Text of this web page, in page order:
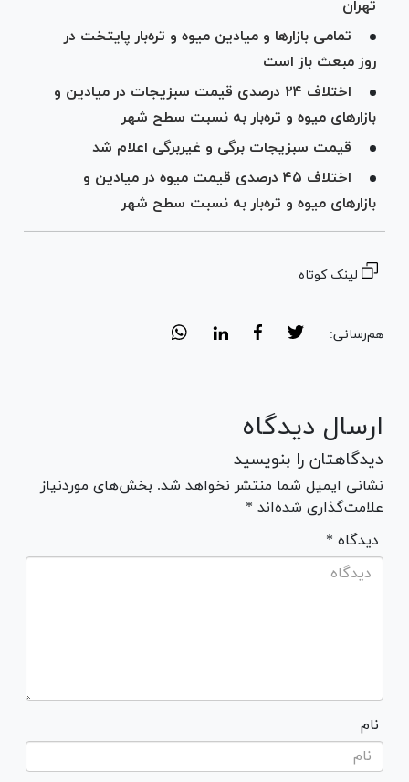
تهران
تمامی بازار‌ها و میادین میوه و تره‌بار پایتخت در
روز مبعث باز است
اختلاف ۲۴ درصدی قیمت سبزیجات در میادین و
بازار‌های میوه و تره‌بار به نسبت سطح شهر
قیمت سبزیجات برگی و غیربرگی اعلام شد
اختلاف ۴۵ درصدی قیمت میوه در میادین و
بازار‌های میوه و تره‌بار به نسبت سطح شهر
لینک کوتاه
هم‌رسانی:
ارسال دیدگاه
دیدگاهتان را بنویسید
نشانی ایمیل شما منتشر نخواهد شد. بخش‌های موردنیاز
علامت‌گذاری شده‌اند *
* دیدگاه
نام